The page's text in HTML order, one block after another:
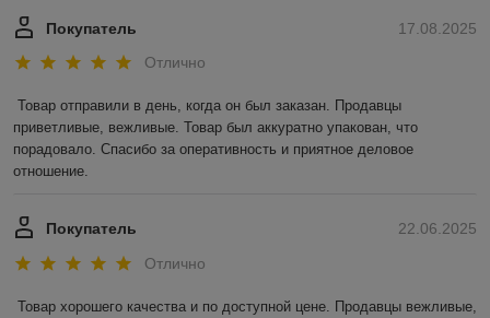
17.08.2025
Покупатель
Отлично
Товар отправили в день, когда он был заказан. Продавцы
приветливые, вежливые. Товар был аккуратно упакован, что
порадовало. Спасибо за оперативность и приятное деловое
отношение.
22.06.2025
Покупатель
Отлично
Товар хорошего качества и по доступной цене. Продавцы вежливые,